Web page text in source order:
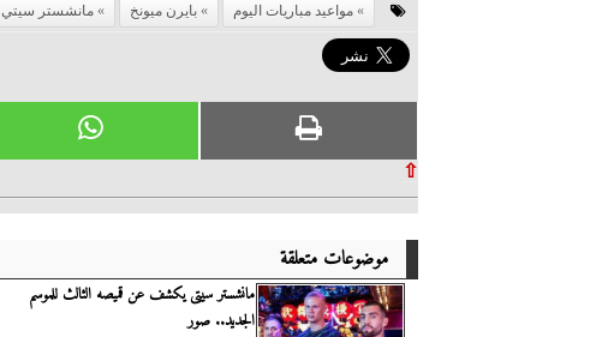
مواعيد مباريات اليوم بايرن ميونخ مانشستر سيتي
⇧
موضوعات متعلقة
مانشستر سيتى يكشف عن قميصه الثالث للموسم
الجديد.. صور